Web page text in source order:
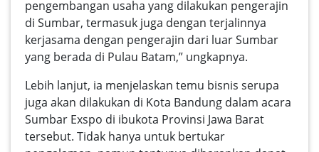
pengembangan usaha yang dilakukan pengerajin
di Sumbar, termasuk juga dengan terjalinnya
kerjasama dengan pengerajin dari luar Sumbar
yang berada di Pulau Batam,” ungkapnya.
Lebih lanjut, ia menjelaskan temu bisnis serupa
juga akan dilakukan di Kota Bandung dalam acara
Sumbar Exspo di ibukota Provinsi Jawa Barat
tersebut. Tidak hanya untuk bertukar